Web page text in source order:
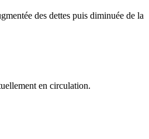
des dettes puis diminuée de la
en circulation.